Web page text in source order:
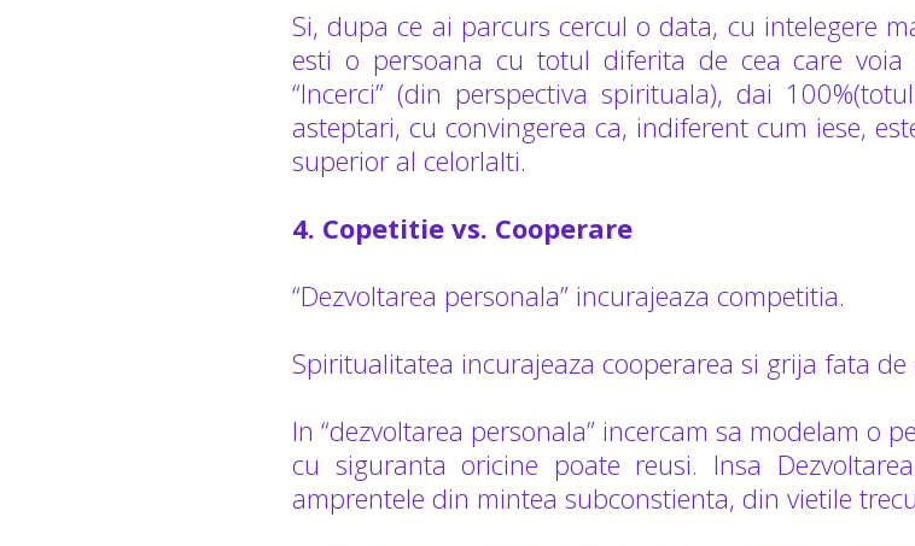
Si, dupa ce ai parcurs cercul o data, cu intelegere
esti o persoana cu totul diferita de cea care
“Incerci” (din perspectiva spirituala), dai
asteptari, cu convingerea ca, indiferent cum iese,
superior al celorlalti.
4. Copetitie vs. Cooperare
“Dezvoltarea personala” incurajeaza competitia.
Spiritualitatea incurajeaza cooperarea si grija fata de
In “dezvoltarea personala” incercam sa modelam o
cu siguranta oricine poate reusi. Insa
amprentele din mintea subconstienta, din vietile